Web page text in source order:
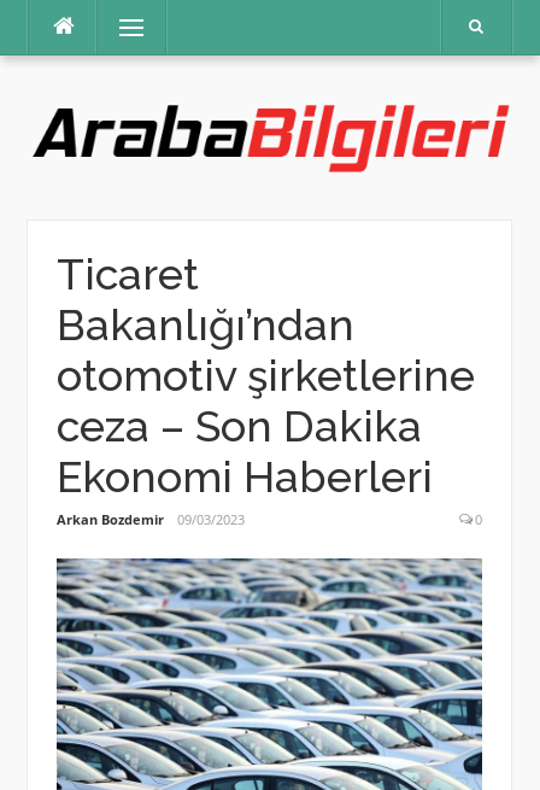
Menü
Ticaret
Bakanlığı’ndan
otomotiv şirketlerine
ceza – Son Dakika
Ekonomi Haberleri
Arkan Bozdemir 09/03/2023 0